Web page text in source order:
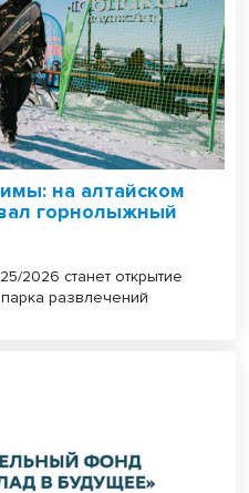
на алтайском
горнолыжный
2026 станет открытие
развлечений